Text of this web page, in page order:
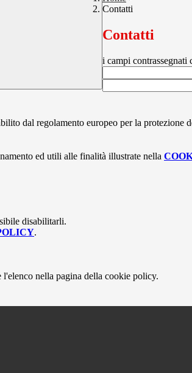
Contatti
Contatti
i campi
dal regolamento europeo per la protezione
ed utili alle finalità illustrate nella
disabilitarli.
.
nella pagina della cookie policy.